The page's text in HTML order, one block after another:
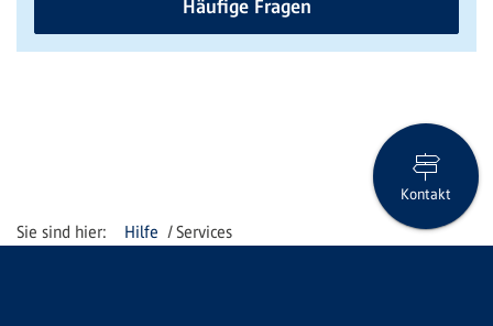
Häufige Fragen
Hilfe Services
Kontakt